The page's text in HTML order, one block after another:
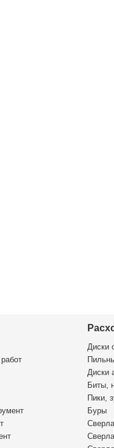
Диски
Диски
Биты,
Пики,
Буры